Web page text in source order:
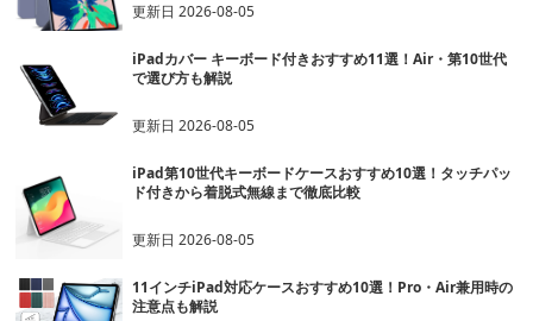
更新日2026-08-05
iPadカバー キーボード付きおすすめ11選！Air・第10世代
で選び方も解説
更新日2026-08-05
iPad第10世代キーボードケースおすすめ10選！タッチパッ
ド付きから着脱式無線まで徹底比較
更新日2026-08-05
11インチiPad対応ケースおすすめ10選！Pro・Air兼用時の
注意点も解説